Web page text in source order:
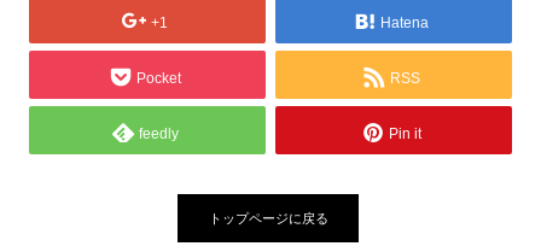
+1 Hatena
Pocket RSS
feedly Pin it
トップページに戻る